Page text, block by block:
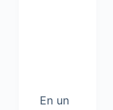
En un